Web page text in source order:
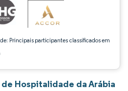
Principais participantes classificados em
Hospitalidade da Arábia